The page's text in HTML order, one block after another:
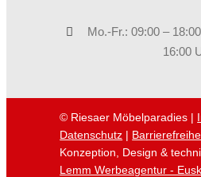
Mo.-Fr.: 09:00 –
16:00
© Riesaer Möbelparadies |
Datenschutz |
Konzeption, Design &
Lemm Werbeagentur -